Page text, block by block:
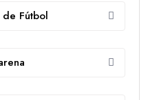
Fútbol